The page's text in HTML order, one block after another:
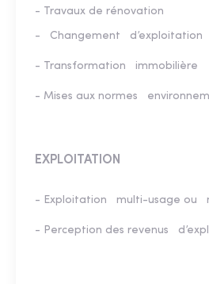
­- Travaux de rénovation
- Changement d’exploitation
- Transformation immobilière
- Mises aux normes
EXPLOITATION
­- Exploitation multi-usage ou
- Perception des revenus